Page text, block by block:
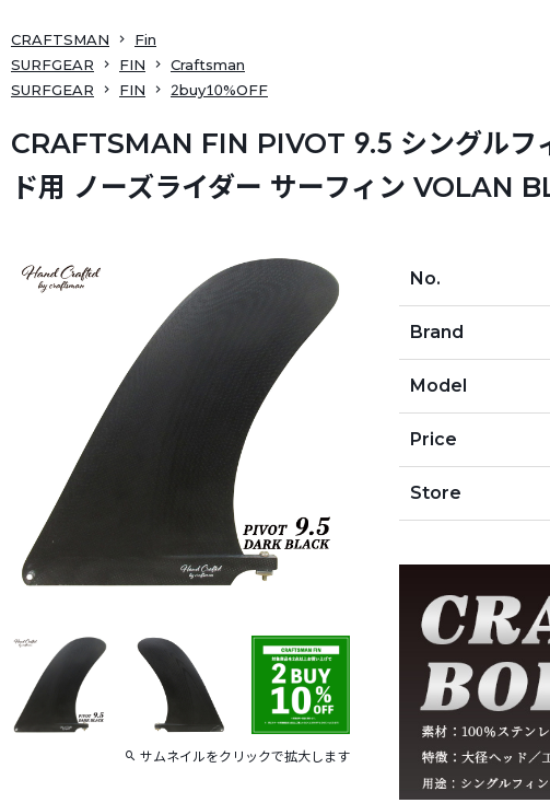
CRAFTSMAN
Fin
SURFGEAR
FIN
Craftsman
SURFGEAR
FIN 2buy10%OFF
CRAFTSMAN FIN PIVOT 9.5 シングルフ
ド用 ノーズライダー サーフィン VOLAN
サムネイルをクリックで拡大します
No.
Brand
Model
Price
Store